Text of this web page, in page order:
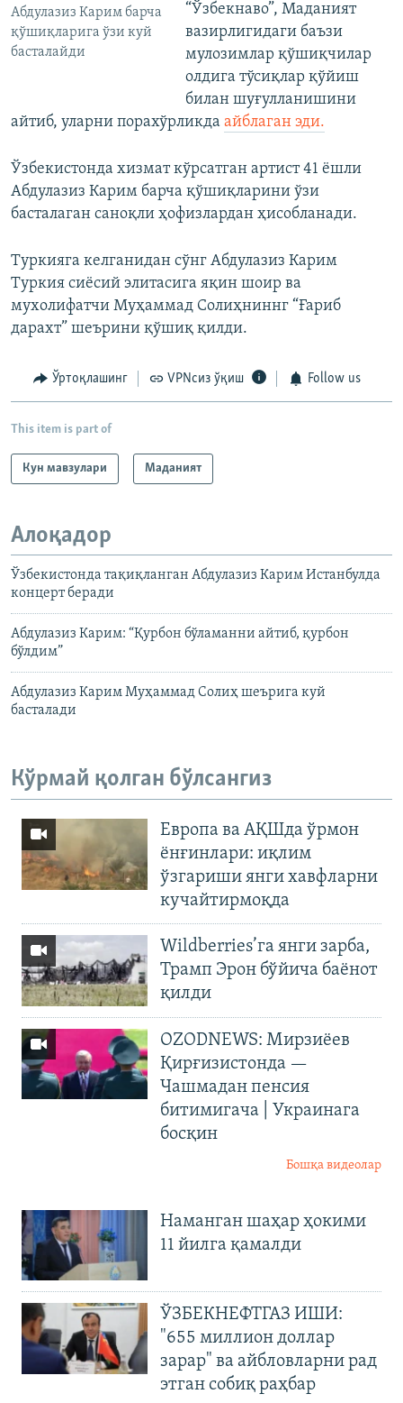
Aбдулазиз Карим барча
қўшиқларига ўзи куй
басталайди
“Ўзбекнаво”, Маданият
вазирлигидаги баъзи
мулозимлар қўшиқчилар
олдига тўсиқлар қўйиш
билан шуғулланишини
айтиб, уларни порахўрликда айблаган эди.
Ўзбекистонда хизмат кўрсатган артист 41 ёшли
Абдулазиз Карим барча қўшиқларини ўзи
басталаган саноқли ҳофизлардан ҳисобланади.
Туркияга келганидан сўнг Абдулазиз Карим
Туркия сиёсий элитасига яқин шоир ва
мухолифатчи Муҳаммад Солиҳниннг “Ғариб
дарахт” шеърини қўшиқ қилди.
Ўртоқлашинг VPNсиз ўқиш Follow us
This item is part of
Кун мавзулари Маданият
Алоқадор
Ўзбекистонда тақиқланган Абдулазиз Карим Истанбулда
концерт беради
Абдулазиз Карим: “Қурбон бўламанни айтиб, қурбон
бўлдим”
Абдулазиз Карим Муҳаммад Солиҳ шеърига куй
басталади
Кўрмай қолган бўлсангиз
Европа ва АҚШда ўрмон
ёнғинлари: иқлим
ўзгариши янги хавфларни
кучайтирмоқда
Wildberries’га янги зарба,
Трамп Эрон бўйича баёнот
қилди
OZODNEWS: Мирзиёев
Қирғизистонда —
Чашмадан пенсия
битимигача | Украинага
босқин
Бошқа видеолар
Наманган шаҳар ҳокими
11 йилга қамалди
ЎЗБЕКНЕФТГАЗ ИШИ:
"655 миллион доллар
зарар" ва айбловларни рад
этган собиқ раҳбар